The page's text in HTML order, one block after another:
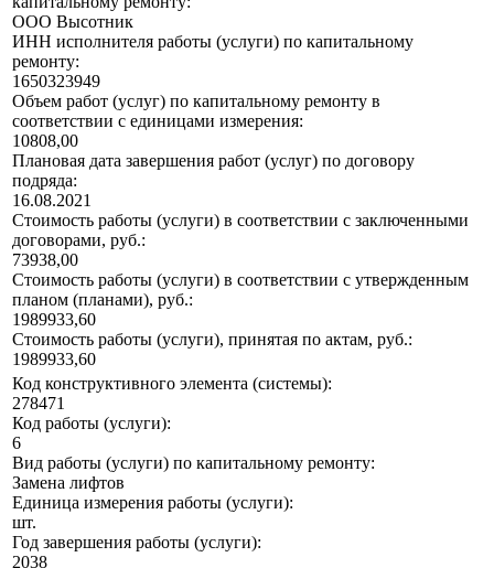
ООО Высотник
ИНН исполнителя работы (услуги) по капитальному
ремонту:
1650323949
Объем работ (услуг) по капитальному ремонту в
соответствии с единицами измерения:
10808,00
Плановая дата завершения работ (услуг) по договору
подряда:
16.08.2021
Стоимость работы (услуги) в соответствии с заключенными
договорами, руб.:
73938,00
Стоимость работы (услуги) в соответствии с утвержденным
планом (планами), руб.:
1989933,60
Стоимость работы (услуги), принятая по актам, руб.:
1989933,60
Код конструктивного элемента (системы):
278471
Код работы (услуги):
6
Вид работы (услуги) по капитальному ремонту:
Замена лифтов
Единица измерения работы (услуги):
шт.
Год завершения работы (услуги):
2038